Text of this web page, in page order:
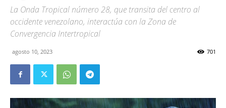
La Onda Tropical número 28, que transita del centro al
occidente venezolano, interactúa con la Zona de
Convergencia Intertropical
agosto 10, 2023 701